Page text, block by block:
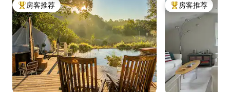
热门「房客推荐」
房客推荐 热门「房客推荐」
房客推荐